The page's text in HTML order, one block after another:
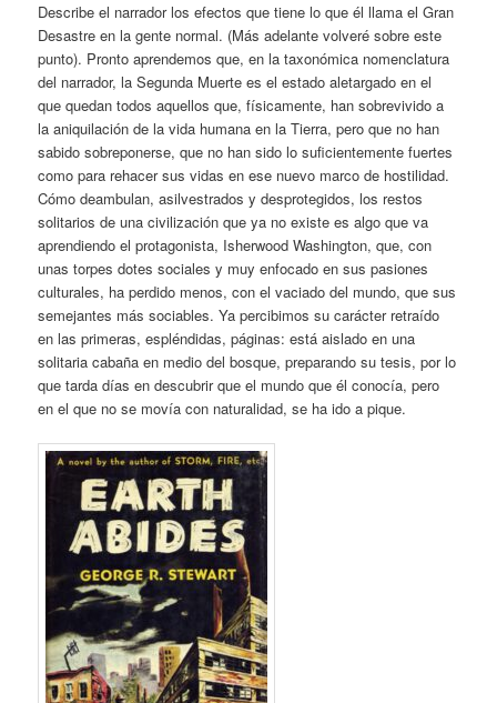
Describe el narrador los efectos que tiene lo que él llama el Gran
Desastre en la gente normal. (Más adelante volveré sobre este
punto). Pronto aprendemos que, en la taxonómica nomenclatura
del narrador, la Segunda Muerte es el estado aletargado en el
que quedan todos aquellos que, físicamente, han sobrevivido a
la aniquilación de la vida humana en la Tierra, pero que no han
sabido sobreponerse, que no han sido lo suficientemente fuertes
como para rehacer sus vidas en ese nuevo marco de hostilidad.
Cómo deambulan, asilvestrados y desprotegidos, los restos
solitarios de una civilización que ya no existe es algo que va
aprendiendo el protagonista, Isherwood Washington, que, con
unas torpes dotes sociales y muy enfocado en sus pasiones
culturales, ha perdido menos, con el vaciado del mundo, que sus
semejantes más sociables. Ya percibimos su carácter retraído
en las primeras, espléndidas, páginas: está aislado en una
solitaria cabaña en medio del bosque, preparando su tesis, por lo
que tarda días en descubrir que el mundo que él conocía, pero
en el que no se movía con naturalidad, se ha ido a pique.